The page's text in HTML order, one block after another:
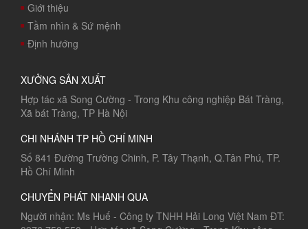
Giới thiệu
Tầm nhìn & Sứ mệnh
Định hướng
XƯỞNG SẢN XUẤT
Hợp tác xã Song Cường - Trong Khu công nghiệp Bát Tràng,
Xã bát Tràng, TP Hà Nội
CHI NHÁNH TP HỒ CHÍ MINH
Số 841 Đường Trường Chinh, P. Tây Thạnh, Q.Tân Phú, TP.
Hồ Chí Minh
CHUYỂN PHÁT NHANH QUA
Người nhận: Ms Huế - Công ty TNHH Hải Long Việt Nam ĐT: